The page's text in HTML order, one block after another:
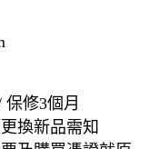
修3個月
換新品需知